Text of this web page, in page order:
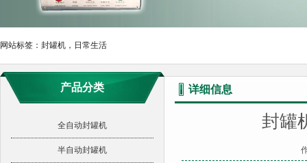
网站标签： 封罐机，日常生活
详细信息
封罐
产品分类
全自动封罐机
半自动封罐机